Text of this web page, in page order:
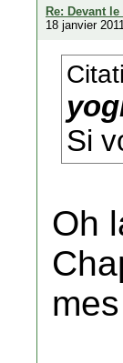
Re: Devant le
18 janvier
Si
Oh